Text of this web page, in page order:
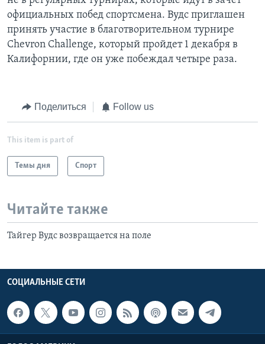
официальных побед спортсмена. Вудс приглашен
принять участие в благотворительном турнире
Chevron Challenge, который пройдет 1 декабря в
Калифорнии, где он уже побеждал четыре раза.
Поделиться Follow us
This item is part of
Темы дня Спорт
Читайте также
Тайгер Вудс возвращается на поле
СОЦИАЛЬНЫЕ СЕТИ